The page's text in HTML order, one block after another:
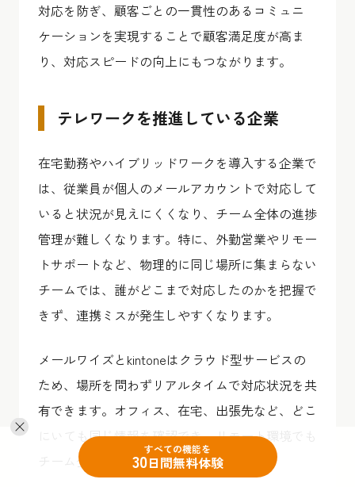
対応を防ぎ、顧客ごとの一貫性のあるコミュニ
ケーションを実現することで顧客満足度が高ま
り、対応スピードの向上にもつながります。
テレワークを推進している企業
在宅勤務やハイブリッドワークを導入する企業で
は、従業員が個人のメールアカウントで対応して
いると状況が見えにくくなり、チーム全体の進捗
管理が難しくなります。特に、外勤営業やリモー
トサポートなど、物理的に同じ場所に集まらない
チームでは、誰がどこまで対応したのかを把握で
きず、連携ミスが発生しやすくなります。
メールワイズとkintoneはクラウド型サービスの
ため、場所を問わずリアルタイムで対応状況を共
有できます。オフィス、在宅、出張先など、どこ
にいても同じ情報を確認でき、リモート環境でも
チーム全体が連携可能です。
すべての機能を
30日間無料体験